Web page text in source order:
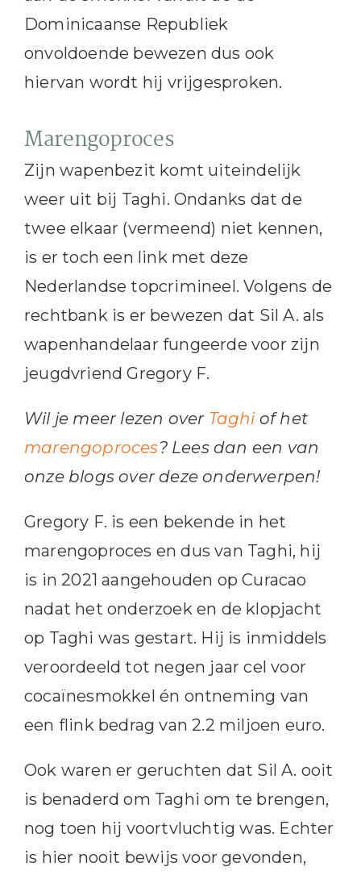
Dominicaanse Republiek
onvoldoende bewezen dus ook
hiervan wordt hij vrijgesproken.
Marengoproces
Zijn wapenbezit komt uiteindelijk
weer uit bij Taghi. Ondanks dat de
twee elkaar (vermeend) niet kennen,
is er toch een link met deze
Nederlandse topcrimineel. Volgens de
rechtbank is er bewezen dat Sil A. als
wapenhandelaar fungeerde voor zijn
jeugdvriend Gregory F.
Wil je meer lezen over Taghiof het
marengoproces? Lees dan een van
onze blogs over deze onderwerpen!
Gregory F. is een bekende in het
marengoproces en dus van Taghi, hij
is in 2021 aangehouden op Curacao
nadat het onderzoek en de klopjacht
op Taghi was gestart. Hij is inmiddels
veroordeeld tot negen jaar cel voor
cocaïnesmokkel én ontneming van
een flink bedrag van 2.2 miljoen euro.
Ook waren er geruchten dat Sil A. ooit
is benaderd om Taghi om te brengen,
nog toen hij voortvluchtig was. Echter
is hier nooit bewijs voor gevonden,